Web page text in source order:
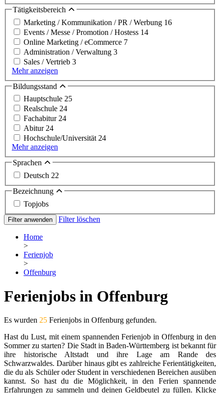
Tätigkeitsbereich
Marketing / Kommunikation / PR / Werbung 16
Events / Messe / Promotion / Hostess 14
Online Marketing / eCommerce 7
Administration / Verwaltung 3
Sales / Vertrieb 3
Mehr anzeigen
Bildungsstand
Hauptschule 25
Realschule 24
Fachabitur24
Abitur24
Hochschule/Universität24
Mehr anzeigen
Sprachen
Deutsch 22
Bezeichnung
Topjobs
Filter anwenden Filter löschen
Home
>
Ferienjob
>
Offenburg
Ferienjobs in Offenburg
Es wurden 25 Ferienjobs in Offenburg gefunden.
Hast du Lust, mit einem spannenden Ferienjob in Offenburg in den
Sommer zu starten? Die Stadt in Baden-Württemberg ist bekannt für
ihre historische Altstadt und ihre Lage am Rande des
Schwarzwaldes. Darüber hinaus gibt es zahlreiche Ferientätigkeiten,
die du als Schüler oder Student in verschiedenen Bereichen ausüben
kannst. So hast du die Möglichkeit, in den Ferien spannende
Erfahrungen zu sammeln und deinen Geldbeutel zu füllen. Klicke